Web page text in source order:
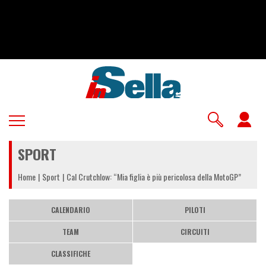
SPORT
Home Sport Cal Crutchlow: “Mia figlia è più pericolosa della MotoGP”
CALENDARIO PILOTI
TEAM CIRCUITI
CLASSIFICHE